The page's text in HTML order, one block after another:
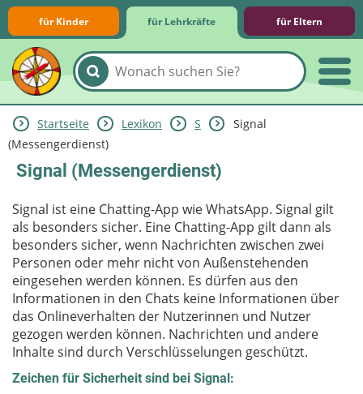
für Kinder für Lehrkräfte für Eltern
Lernmodule
Unterrichts­materialien
Internet-ABC-Schule
Praxishilfen
Aktuelles
Startseite Lexikon S
Signal
(Messengerdienst)
Signal (Messengerdienst)
Signal ist eine Chatting-App wie WhatsApp. Signal gilt
als besonders sicher. Eine Chatting-App gilt dann als
besonders sicher, wenn Nachrichten zwischen zwei
Personen oder mehr nicht von Außenstehenden
eingesehen werden können. Es dürfen aus den
Informationen in den Chats keine Informationen über
das Onlineverhalten der Nutzerinnen und Nutzer
gezogen werden können. Nachrichten und andere
Inhalte sind durch Verschlüsselungen geschützt.
Zeichen für Sicherheit sind bei Signal: